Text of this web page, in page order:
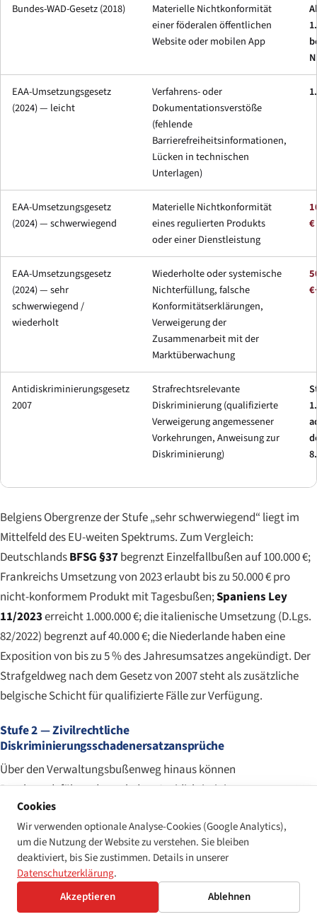
Bundes-WAD-Gesetz (2018)
Materielle Nichtkonformität
einer föderalen öffentlichen
Website oder mobilen App
EAA-Umsetzungsgesetz
(2024) — leicht
Verfahrens- oder
Dokumentationsverstöße
(fehlende
Barrierefreiheitsinformationen,
Lücken in technischen
Unterlagen)
EAA-Umsetzungsgesetz
(2024) — schwerwiegend
Materielle Nichtkonformität
eines regulierten Produkts
oder einer Dienstleistung
€
EAA-Umsetzungsgesetz
(2024) — sehr
schwerwiegend /
wiederholt
Wiederholte oder systemische
Nichterfüllung, falsche
Konformitätserklärungen,
Verweigerung der
Zusammenarbeit mit der
Marktüberwachung
Antidiskriminierungsgesetz
2007
Strafrechtsrelevante
Diskriminierung (qualifizierte
Verweigerung angemessener
Vorkehrungen, Anweisung zur
Diskriminierung)
Belgiens Obergrenze der Stufe „sehr schwerwiegend“ liegt im
Mittelfeld des EU-weiten Spektrums. Zum Vergleich:
DeutschlandsBFSG §37begrenzt Einzelfallbußen auf 100.000 €;
Frankreichs Umsetzung von 2023 erlaubt bis zu 50.000 € pro
nicht-konformem Produkt mit Tagesbußen;Spaniens Ley
11/2023erreicht 1.000.000 €; die italienische Umsetzung (D.Lgs.
82/2022) begrenzt auf 40.000 €; die Niederlande haben eine
Exposition von bis zu 5 % des Jahresumsatzes angekündigt. Der
Strafgeldweg nach dem Gesetz von 2007 steht als zusätzliche
belgische Schicht für qualifizierte Fälle zur Verfügung.
Stufe 2 — Zivilrechtliche
Diskriminierungsschadenersatzansprüche
Über den Verwaltungsbußenweg hinaus können
Beschwerdeführende nach dem Antidiskriminierungsgesetz 2007
zivilrechtliche Klagen auf materielle und immaterielle Schäden
erheben. Das Gesetz sieht einen gesetzlichen
Pauschalentschädigungsbetrag von650 €für
Nichtvermögensschäden vor (erhöht auf
erschwerenden Umständen), der ohne Nachweis eines
tatsächlichen Schadens beansprucht werden kann. Klagen auf
Cookies
Wir verwenden optionale Analyse-Cookies (Google Analytics),
um die Nutzung der Website zu verstehen. Sie bleiben
deaktiviert, bis Sie zustimmen. Details in unserer
Datenschutzerklärung.
Akzeptieren
Ablehnen